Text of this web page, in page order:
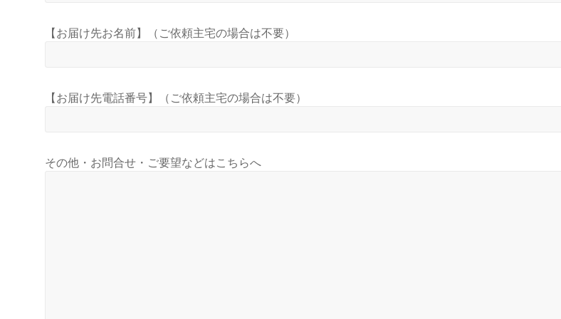
【お届け先お名前】（ご依頼主宅の場合は不要）
【お届け先電話番号】（ご依頼主宅の場合は不要）
その他・お問合せ・ご要望などはこちらへ